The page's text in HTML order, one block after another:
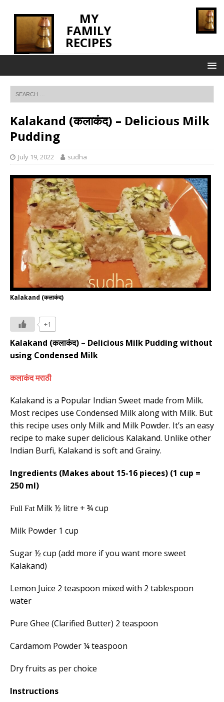
MY
FAMILY
RECIPES
Kalakand (कलाकंद) – Delicious Milk
Pudding
July 19, 2022 sudha
Kalakand (कलाकंद)
+1
Kalakand (कलाकंद) – Delicious Milk Pudding without
using Condensed Milk
कलाकंदमराठी
Kalakand is a Popular Indian Sweet made from Milk.
Most recipes use Condensed Milk along with Milk. But
this recipe uses only Milk and Milk Powder. It’s an easy
recipe to make super delicious Kalakand. Unlike other
Indian Burfi, Kalakand is soft and Grainy.
Ingredients (Makes about 15-16 pieces) (1 cup =
250 ml)
Full FatMilk ½ litre + ¾ cup
Milk Powder 1 cup
Sugar ½ cup (add more if you want more sweet
Kalakand)
Lemon Juice 2 teaspoon mixed with 2 tablespoon
water
Pure Ghee (Clarified Butter) 2 teaspoon
Cardamom Powder¼teaspoon
Dry fruits as per choice
Instructions